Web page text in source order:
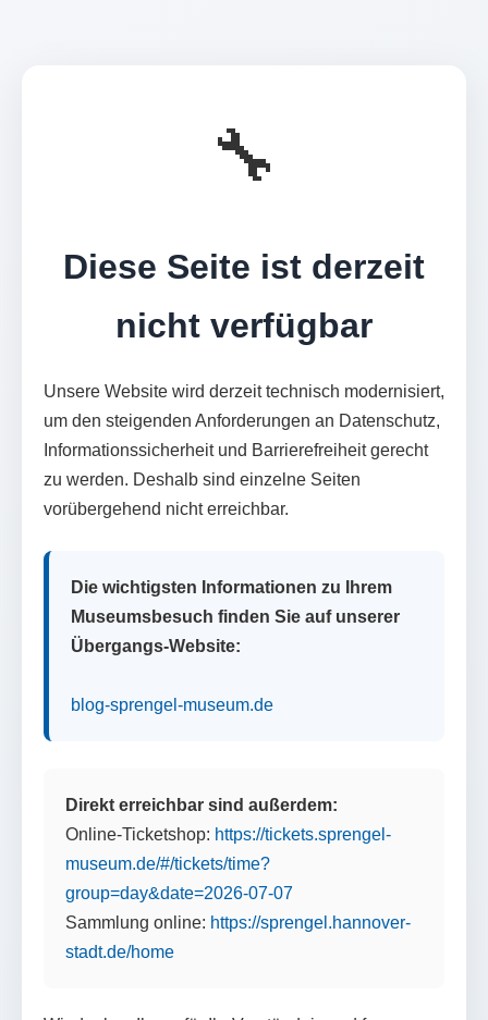
🔧
Diese Seite ist derzeit
nicht verfügbar
Unsere Website wird derzeit technisch modernisiert,
um den steigenden Anforderungen an Datenschutz,
Informationssicherheit und Barrierefreiheit gerecht
zu werden. Deshalb sind einzelne Seiten
vorübergehend nicht erreichbar.
Die wichtigsten Informationen zu Ihrem
Museumsbesuch finden Sie auf unserer
Übergangs-Website:
blog-sprengel-museum.de
Direkt erreichbar sind außerdem:
Online-Ticketshop: https://tickets.sprengel-
museum.de/#/tickets/time?
group=day&date=2026-07-07
Sammlung online: https://sprengel.hannover-
stadt.de/home